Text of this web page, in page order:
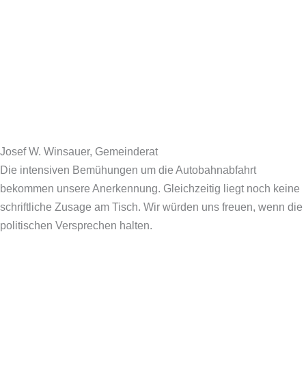
Josef W. Winsauer, Gemeinderat
Die intensiven Bemühungen um die Autobahnabfahrt
bekommen unsere Anerkennung. Gleichzeitig liegt noch keine
schriftliche Zusage am Tisch. Wir würden uns freuen, wenn die
politischen Versprechen halten.